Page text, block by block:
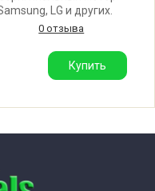
LG и других.
21V. Мощность:
в минуту.
(Корея).
0 отзыва
Купить